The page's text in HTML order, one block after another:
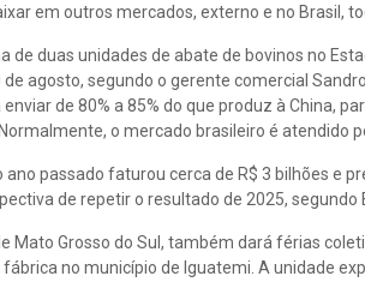
em outros mercados, externo e no Brasil,
de duas unidades de abate de bovinos no
de agosto, segundo o gerente comercial
de 80% a 85% do que produz à China,
o mercado brasileiro é atendido
ano passado faturou cerca de R$ 3 bilhões e
de repetir o resultado de 2025, segundo
Mato Grosso do Sul, também dará férias
no município de Iguatemi. A unidade